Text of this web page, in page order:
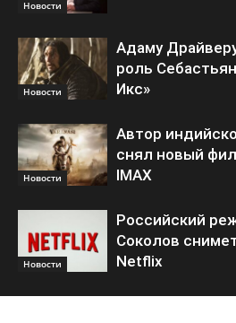
Новости
Новости
Адаму
роль
Икс»
Новости
Автор
снял новый
IMAX
Новости
Российский
Соколов
Netflix